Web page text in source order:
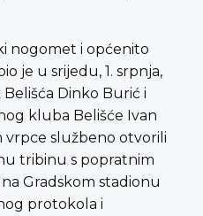
nogomet i općenito
je u srijedu, 1. srpnja,
Dinko Burić i
kluba Belišće Ivan
vrpce službeno otvorili
tribinu s popratnim
Gradskom stadionu
protokola i